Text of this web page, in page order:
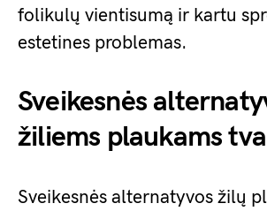
folikulų vientisumą ir kartu
estetines problemas.
Sveikesnės
žiliems plaukams
Sveikesnės alternatyvos žilų